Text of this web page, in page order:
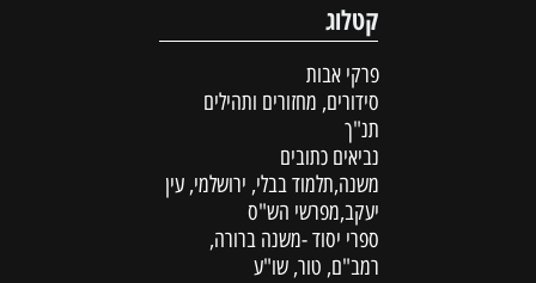
קטלוג
פרקי אבות
סידורים, מחזורים ותהילים
תנ"ך
נביאים כתובים
משנה,תלמוד בבלי, ירושלמי, עין
יעקב,מפרשי הש"ס
ספרי יסוד -משנה ברורה,
רמב"ם, טור, שו"ע